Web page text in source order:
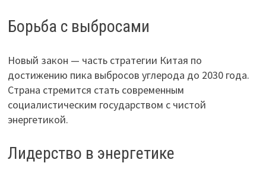
Борьба с выбросами
Новый закон — часть стратегии Китая по
достижению пика выбросов углерода до 2030 года.
Страна стремится стать современным
социалистическим государством с чистой
энергетикой.
Лидерство в энергетике